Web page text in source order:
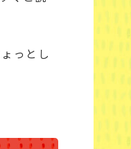
っとし